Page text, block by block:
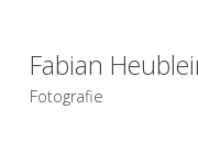
Fabian
Fotografie